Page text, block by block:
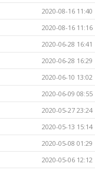
2020-08-16 11:40
2020-08-16 11:16
2020-06-28 16:41
2020-06-28 16:29
2020-06-10 13:02
2020-06-09 08:55
2020-05-27 23:24
2020-05-13 15:14
2020-05-08 01:29
2020-05-06 12:12